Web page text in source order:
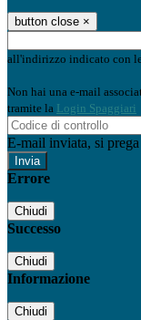
button close ×
all'indirizzo indicato con
Non hai una e-mail
tramite la Login Spaggiari
E-mail inviata, si
Errore
Chiudi
Successo
Chiudi
Informazione
Chiudi